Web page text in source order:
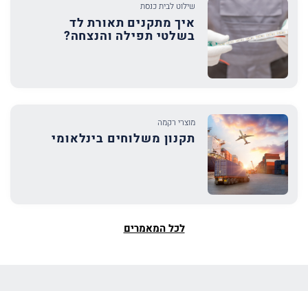
שילוט לבית כנסת
איך מתקנים תאורת לד
בשלטי תפילה והנצחה?
מוצרי רקמה
תקנון משלוחים בינלאומי
לכל המאמרים